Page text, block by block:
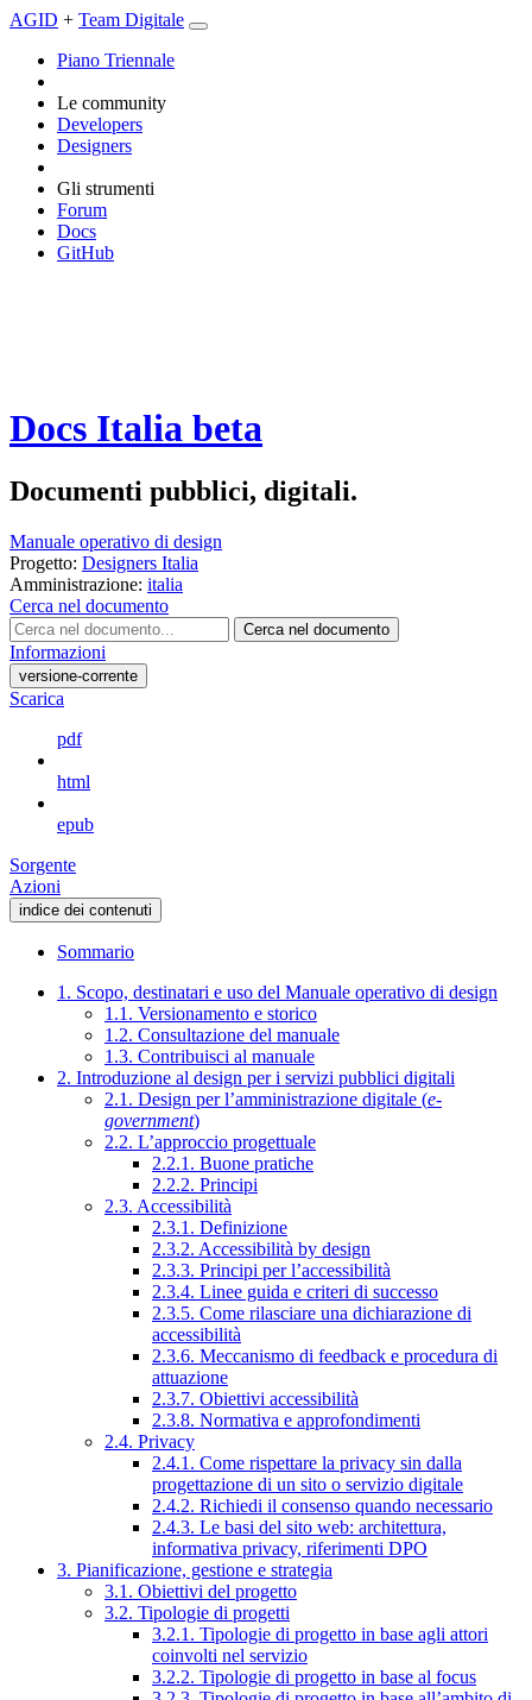
AGID + Team Digitale
Piano Triennale
Le community
Developers
Designers
Gli strumenti
Forum
Docs
GitHub
Docs Italia beta
Documenti pubblici, digitali.
Manuale operativo di design
Progetto: Designers Italia
Amministrazione: italia
Cerca nel documento
Cerca nel documento
Informazioni
versione-corrente
Scarica
pdf
html
epub
Sorgente
Azioni
indice dei contenuti
Sommario
1. Scopo, destinatari e uso del Manuale operativo di design
1.1. Versionamento e storico
1.2. Consultazione del manuale
1.3. Contribuisci al manuale
2. Introduzione al design per i servizi pubblici digitali
2.1. Design per l’amministrazione digitale (e-
government)
2.2. L’approccio progettuale
2.2.1. Buone pratiche
2.2.2. Principi
2.3. Accessibilità
2.3.1. Definizione
2.3.2. Accessibilità by design
2.3.3. Principi per l’accessibilità
2.3.4. Linee guida e criteri di successo
2.3.5. Come rilasciare una dichiarazione di
accessibilità
2.3.6. Meccanismo di feedback e procedura di
attuazione
2.3.7. Obiettivi accessibilità
2.3.8. Normativa e approfondimenti
2.4. Privacy
2.4.1. Come rispettare la privacy sin dalla
progettazione di un sito o servizio digitale
2.4.2. Richiedi il consenso quando necessario
2.4.3. Le basi del sito web: architettura,
informativa privacy, riferimenti DPO
3. Pianificazione, gestione e strategia
3.1. Obiettivi del progetto
3.2. Tipologie di progetti
3.2.1. Tipologie di progetto in base agli attori
coinvolti nel servizio
3.2.2. Tipologie di progetto in base al focus